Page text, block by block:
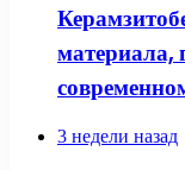
материала,
3 недели назад